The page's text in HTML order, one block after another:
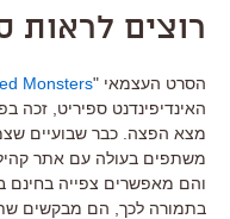
רוצים לראות
הסרט העצמאי "Monsters
האינדיפינדנט ספיריט, זכה
מצא הפצה. כבר שבועיים
משתפים בעולה עם אתר
בתמורה לכך, הם מבקשים